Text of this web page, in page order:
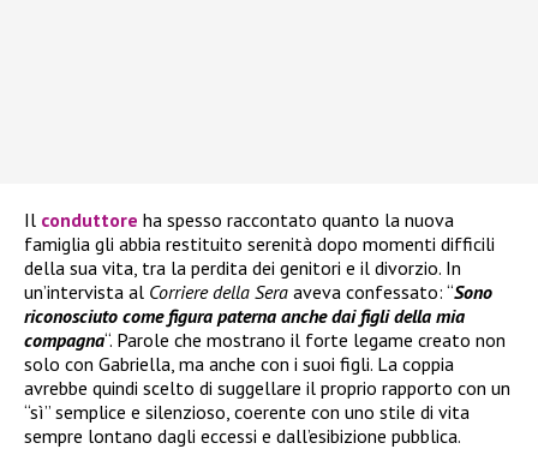
Il conduttore ha spesso raccontato quanto la nuova
famiglia gli abbia restituito serenità dopo momenti difficili
della sua vita, tra la perdita dei genitori e il divorzio. In
un’intervista al Corriere della Sera aveva confessato: “Sono
riconosciuto come figura paterna anche dai figli della mia
compagna“. Parole che mostrano il forte legame creato non
solo con Gabriella, ma anche con i suoi figli. La coppia
avrebbe quindi scelto di suggellare il proprio rapporto con un
“sì” semplice e silenzioso, coerente con uno stile di vita
sempre lontano dagli eccessi e dall’esibizione pubblica.